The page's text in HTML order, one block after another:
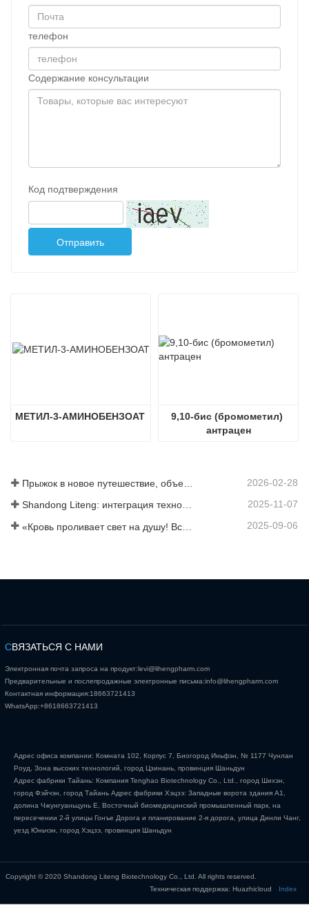
телефон
Содержание консультации
Код подтверждения
Отправить
МЕТИЛ-3-АМИНОБЕНЗОАТ
9,10-бис (бромометил)
антрацен
2026-02-28
Shandong Liteng: интеграция технологических услуг, индивидуальный синтез и масштабное производство для расширения глобальной торговой сети в сфере химической продукции 2025-11-07
2025-09-06
СВЯЗАТЬСЯ С НАМИ
Электронная почта запроса на продукт:levi@lihengpharm.com
Предварительные и послепродажные электронные письма:info@lihengpharm.com
Контактная информация:18663721413
WhatsApp:+8618663721413
Адрес офиса компании: Комната 102, Корпус 7, Биогород Иньфэн, № 1177 Чунлан
Роуд, Зона высоких технологий, город Цзинань, провинция Шаньдун
Адрес фабрики Тайань: Компания Tenghao Biotechnology Co., Ltd., город Шихэн,
город Фэйчэн, город Тайань Адрес фабрики Хэцзэ: Западные ворота здания А1,
долина Чжунгуаньцунь Е, Восточный биомедицинский промышленный парк, на
пересечении 2-й улицы Гонъе Дорога и планирование 2-я дорога, улица Динли Чанг,
уезд Юньчэн, город Хэцзэ, провинция Шаньдун
Copyright © 2020 Shandong Liteng Biotechnology Co., Ltd. All rights reserved.
Техническая поддержка: Huazhicloud
Index